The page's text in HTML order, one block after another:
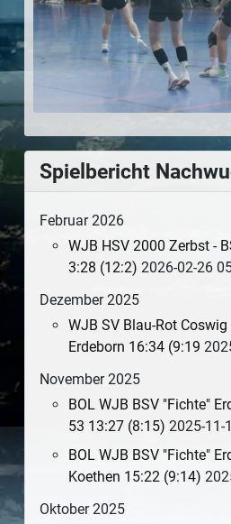
Spielbericht
Februar 2026
WJB HSV 2000 Zerbst -
3:28 (12:2) 2026-02-26
Dezember 2025
WJB SV Blau-Rot Coswig
Erdeborn 16:34 (9:19
November 2025
BOL WJB BSV "Fichte"
53 13:27 (8:15) 2025-11-
BOL WJB BSV "Fichte"
Koethen 15:22 (9:14)
Oktober 2025